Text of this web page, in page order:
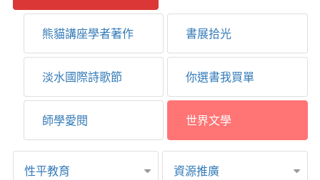
熊貓講座學者著作 書展拾光
淡水國際詩歌節 你選書我買單
師學愛閱 世界文學
性平教育 資源推廣